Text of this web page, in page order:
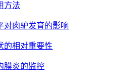
方法
对肉驴发育的影响
的相对重要性
膜炎的监控